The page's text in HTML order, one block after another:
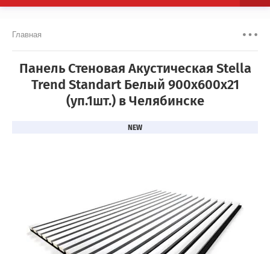
Главная
Панель Стеновая Акустическая Stella
Trend Standart Белый 900х600х21
(уп.1шт.) в Челябинске
NEW